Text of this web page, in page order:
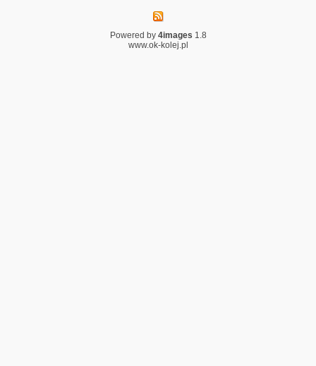
Powered by 4images 1.8
www.ok-kolej.pl